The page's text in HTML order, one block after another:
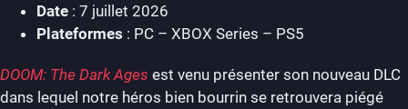
Date : 7 juillet 2026
Plateformes : PC – XBOX Series – PS5
DOOM: The Dark Ages est venu présenter son nouveau DLC
dans lequel notre héros bien bourrin se retrouvera piégé